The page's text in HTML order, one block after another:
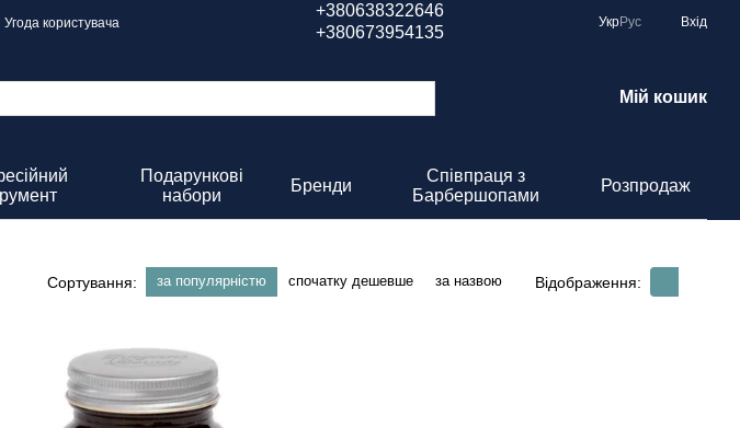
Угода користувача
+380638322646
+380673954135
УкрРус Вхід
Мій кошик
Подарункові
набори
Бренди
Співпраця з
Барбершопами
Розпродаж
Сортування: за популярністю спочатку дешевше за назвою Відображення: